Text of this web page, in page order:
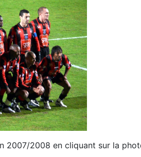
2007/2008 en cliquant sur la